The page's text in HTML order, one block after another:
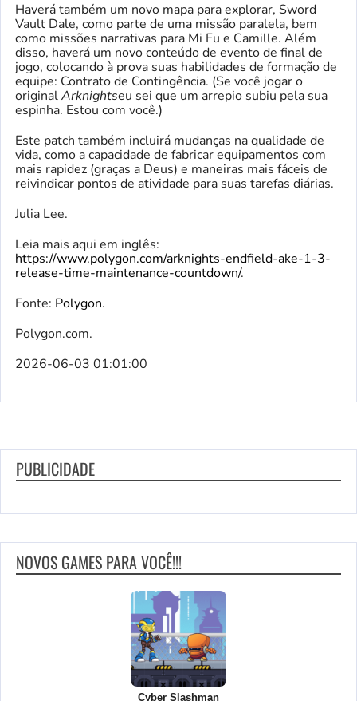
Haverá também um novo mapa para explorar, Sword
Vault Dale, como parte de uma missão paralela, bem
como missões narrativas para Mi Fu e Camille. Além
disso, haverá um novo conteúdo de evento de final de
jogo, colocando à prova suas habilidades de formação de
equipe: Contrato de Contingência. (Se você jogar o
originalArknightseu sei que um arrepio subiu pela sua
espinha. Estou com você.)
Este patch também incluirá mudanças na qualidade de
vida, como a capacidade de fabricar equipamentos com
mais rapidez (graças a Deus) e maneiras mais fáceis de
reivindicar pontos de atividade para suas tarefas diárias.
Julia Lee.
Leia mais aqui em inglês:
https://www.polygon.com/arknights-endfield-ake-1-3-
release-time-maintenance-countdown/.
Fonte: Polygon.
Polygon.com.
2026-06-03 01:01:00
PUBLICIDADE
NOVOS GAMES PARA VOCÊ!!!
Cyber Slashman